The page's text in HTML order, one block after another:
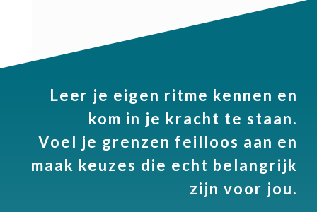
Leer je eigen ritme kennen en
kom in je kracht te staan.
Voel je grenzen feilloos aan en
maak keuzes die echt belangrijk
zijn voor jou.